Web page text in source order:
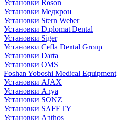
Установки Roson
Установки Медкрон
Установки Stern Weber
Установки Diplomat Dental
Установки Siger
Установки Cefla Dental Group
Установки Darta
Установки OMS
Foshan Yoboshi Medical Equipment
Установки AJAX
Установки Anya
Установки SONZ
Установки SAFETY
Установки Anthos